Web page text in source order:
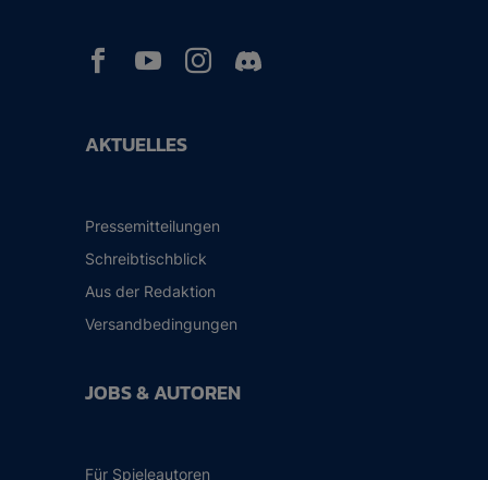
AKTUELLES
Pressemitteilungen
Schreibtischblick
Aus der Redaktion
Versandbedingungen
JOBS & AUTOREN
Für Spieleautoren
  